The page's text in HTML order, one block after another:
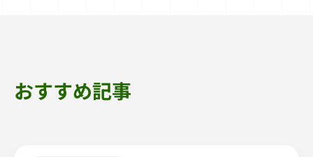
おすすめ記事